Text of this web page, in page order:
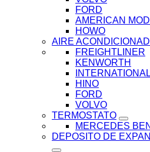
FORD
AMERICAN
HOWO
AIRE
FREIGHTLINER
KENWORTH
INTERNATIONAL
HINO
FORD
VOLVO
TERMOSTATO
MERCEDES
DEPOSITO DE